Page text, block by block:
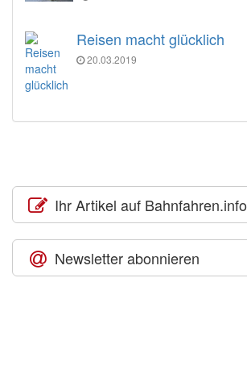
Reisen macht glücklich
20.03.2019
Ihr Artikel auf Bahnfahren.info
Newsletter abonnieren